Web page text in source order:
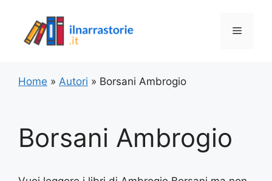
contenuto
Menu
Home » Autori » Borsani Ambrogio
Borsani Ambrogio